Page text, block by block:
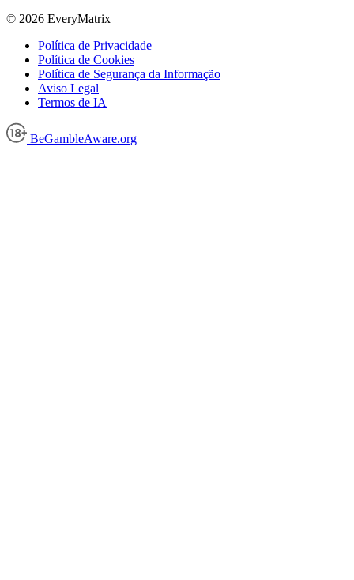
© 2026 EveryMatrix
Política de Privacidade
Política de Cookies
Política de Segurança da Informação
Aviso Legal
Termos de IA
BeGambleAware.org